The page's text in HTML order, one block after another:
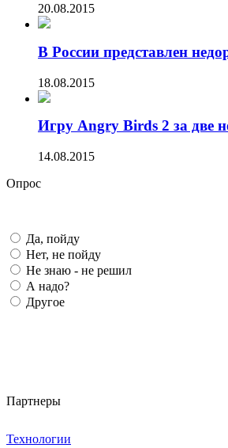
20.08.2015
В России представлен
18.08.2015
Игру Angry Birds 2 за две
14.08.2015
Опрос
Да, пойду
Нет, не пойду
Не знаю - не решил
А надо?
Другое
Партнеры
Технологии